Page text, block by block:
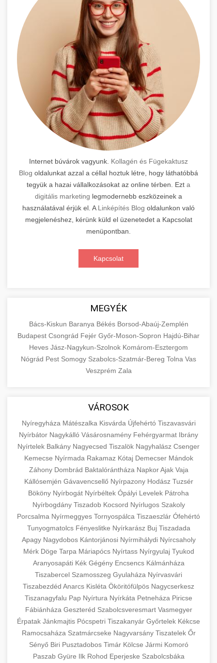
Internet búvárok vagyunk. Kollagén és Fügekaktusz
Blog oldalunkat azzal a céllal hoztuk létre, hogy láthatóbbá
tegyük a hazai vállalkozásokat az online térben. Ezt a
digitális marketing legmodernebb eszközeinek a
használatával érjük el. A Linképítés Blog oldalunkon való
megjelenéshez, kérünk küld el üzenetedet a Kapcsolat
menüpontban.
Kapcsolat
MEGYÉK
Bács-Kiskun Baranya Békés Borsod-Abaúj-Zemplén
Budapest Csongrád Fejér Győr-Moson-Sopron Hajdú-Bihar
Heves Jász-Nagykun-Szolnok Komárom-Esztergom
Nógrád Pest Somogy Szabolcs-Szatmár-Bereg Tolna Vas
Veszprém Zala
VÁROSOK
Nyíregyháza Mátészalka Kisvárda Újfehértó Tiszavasvári
Nyírbátor Nagykálló Vásárosnamény Fehérgyarmat Ibrány
Nyírtelek Balkány Nagyecsed Tiszalök Nagyhalász Csenger
Kemecse Nyírmada Rakamaz Kótaj Demecser Mándok
Záhony Dombrád Baktalórántháza NapkorAjak Vaja
Kállósemjén Gávavencsellő Nyírpazony Hodász Tuzsér
Bököny Nyírbogát Nyírbéltek Ópályi Levelek Pátroha
Nyírbogdány Tiszadob Kocsord Nyírlugos Szakoly
Porcsalma Nyírmeggyes Tornyospálca Tiszaeszlár Ófehértó
Tunyogmatolcs Fényeslitke Nyírkarász Buj Tiszadada
Apagy Nagydobos Kántorjánosi Nyírmihálydi Nyírcsaholy
Mérk Döge Tarpa Máriapócs Nyírtass Nyírgyulaj Tyukod
Aranyosapáti Kék Gégény Encsencs Kálmánháza
Tiszabercel Szamosszeg Gyulaháza Nyírvasvári
Tiszabezdéd Anarcs Kisléta Ököritófülpös Nagycserkesz
Tiszanagyfalu Pap Nyírtura Nyírkáta Petneháza Piricse
Fábiánháza Geszteréd Szabolcsveresmart Vasmegyer
Érpatak Jánkmajtis Pócspetri Tiszakanyár Győrtelek Kékcse
Ramocsaháza Szatmárcseke Nagyvarsány Tiszatelek Őr
Sényő Biri Pusztadobos Timár Kölcse Jármi Komoró
Paszab Gyüre Ilk Rohod Eperjeske Szabolcsbáka